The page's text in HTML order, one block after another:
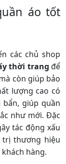
áo tốt
các chủ shop
thời trang để
còn giúp bảo
lượng cao có
giúp quần
như mới. Đặc
tác động xấu
thương hiệu
hàng.